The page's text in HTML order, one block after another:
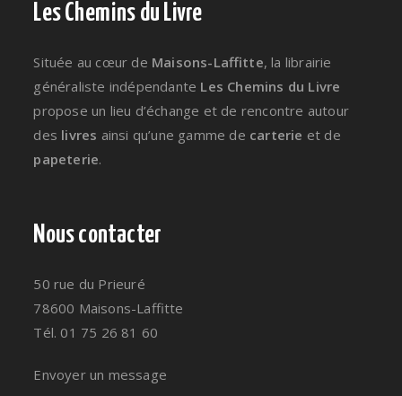
Les Chemins du Livre
Située au cœur de Maisons-Laffitte, la librairie
généraliste indépendante Les Chemins du Livre
propose un lieu d’échange et de rencontre autour
des livres ainsi qu’une gamme de carterie et de
papeterie.
Nous contacter
50 rue du Prieuré
78600 Maisons-Laffitte
Tél. 01 75 26 81 60
Envoyer un message